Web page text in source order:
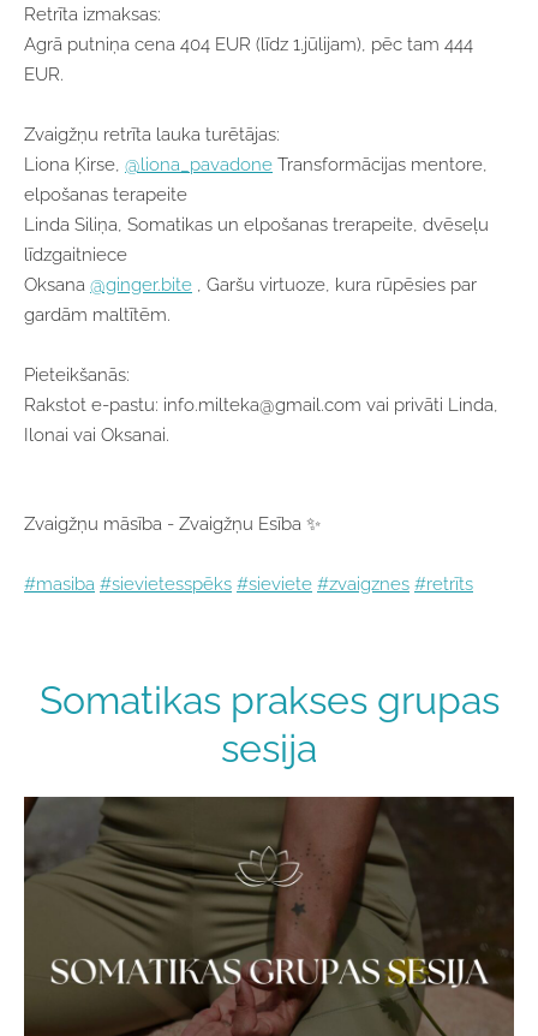
Retrīta izmaksas:
Agrā putniņa cena 404 EUR (līdz 1.jūlijam), pēc tam 444
EUR.
Zvaigžņu retrīta lauka turētājas:
Liona Ķirse, @liona_pavadone Transformācijas mentore,
elpošanas terapeite
Linda Siliņa, Somatikas un elpošanas trerapeite, dvēseļu
līdzgaitniece
Oksana @ginger.bite , Garšu virtuoze, kura rūpēsies par
gardām maltītēm.
Pieteikšanās:
Rakstot e-pastu: info.milteka@gmail.com vai privāti Linda,
Ilonai vai Oksanai.
Zvaigžņu māsība - Zvaigžņu Esība ✨
#masiba #sievietesspēks #sieviete #zvaigznes #retrīts
Somatikas prakses grupas
sesija